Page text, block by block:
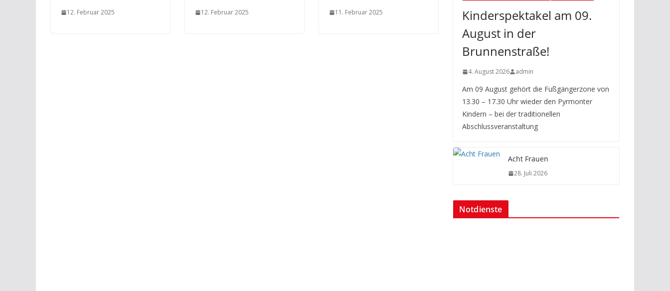
12. Februar 2025 12. Februar 2025 11. Februar 2025
Kinderspektakel am 09.
August in der
Brunnenstraße!
4. August 2026 admin
Am 09 August gehört die Fußgängerzone von
13.30 – 17.30 Uhr wieder den Pyrmonter
Kindern – bei der traditionellen
Abschlussveranstaltung
Acht Frauen
28. Juli 2026
Notdienste